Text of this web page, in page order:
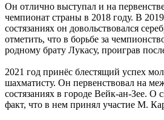
Он отлично выступал и на
чемпионат страны в 2018 году. В
состязаниях он довольствовался
отметить, что в борьбе за
родному брату Лукасу, проиграв
2021 год принёс блестящий успех
шахматисту. Он первенствовал на
состязаниях в городе Вейк-ан-Зее. О
факт, что в нем принял участие М.